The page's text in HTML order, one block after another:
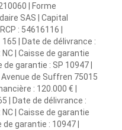
| Forme
SAS | Capital
: 54616116 |
| Date de délivrance :
| Caisse de garantie
de garantie : SP 10947 |
de Suffren 75015
: 120.000 € |
| Date de délivrance :
| Caisse de garantie
de garantie : 10947 |